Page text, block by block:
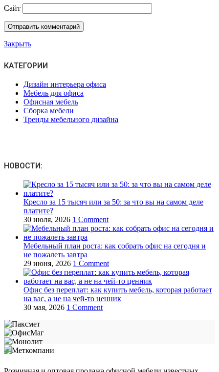
Сайт
Закрыть
КАТЕГОРИИ
Дизайн интерьера офиса
Мебель для офиса
Офисная мебель
Сборка мебели
Тренды мебельного дизайна
НОВОСТИ:
Кресло за 15 тысяч или за 50: за что вы на самом деле
платите?
30 июля, 2026 1 Comment
Мебельный план роста: как собрать офис на сегодня и
не пожалеть завтра
29 июня, 2026 1 Comment
Офис без переплат: как купить мебель, которая работает
на вас, а не на чей‑то ценник
30 мая, 2026 1 Comment